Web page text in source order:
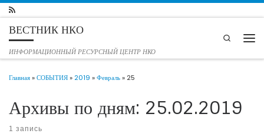
Перейти к содержимому
ВЕСТНИК НКО
ИНФОРМАЦИОННЫЙ РЕСУРСНЫЙ ЦЕНТР НКО
Search
Главная»СОБЫТИЯ»2019 »Февраль» 25
Архивы по дням: 25.02.2019
1 запись